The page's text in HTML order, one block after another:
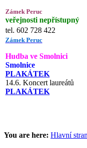
Zámek Peruc
veřejnosti nepřístupný
tel. 602 728 422
Zámek Peruc
Hudba ve Smolnici
Smolnice
PLAKÁTEK
14.6. Koncert laureátů
PLAKÁTEK
You are here: Hlavní